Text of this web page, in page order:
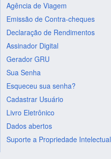
Agência de Viagem
Emissão de Contra-cheques
Declaração de Rendimentos
Assinador Digital
Gerador GRU
Sua Senha
Esqueceu sua senha?
Cadastrar Usuário
Livro Eletrônico
Dados abertos
Suporte a Propriedade Intelectual